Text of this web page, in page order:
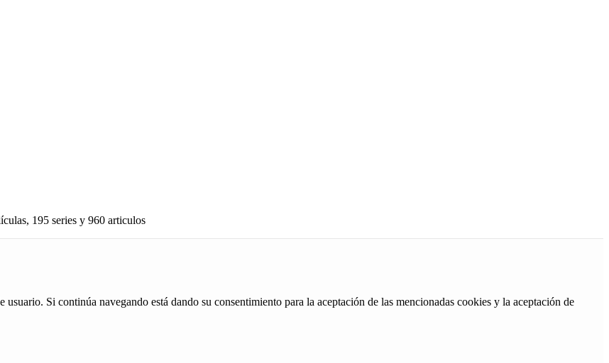
195 series y 960 articulos
Si continúa navegando está dando su consentimiento para la aceptación de las mencionadas cookies y la aceptación de